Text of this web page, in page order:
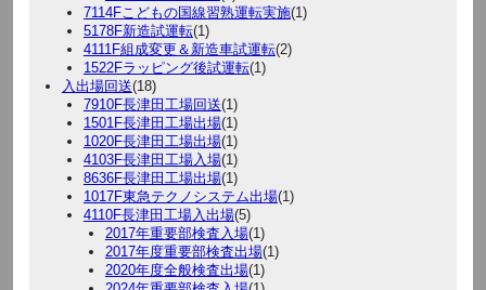
7114Fこどもの国線習熟運転実施(1)
5178F新造試運転(1)
4111F組成変更＆新造車試運転(2)
1522Fラッピング後試運転(1)
入出場回送(18)
7910F長津田工場回送(1)
1501F長津田工場出場(1)
1020F長津田工場出場(1)
4103F長津田工場入場(1)
8636F長津田工場出場(1)
1017F東急テクノシステム出場(1)
4110F長津田工場入出場(5)
2017年重要部検査入場(1)
2017年度重要部検査出場(1)
2020年度全般検査出場(1)